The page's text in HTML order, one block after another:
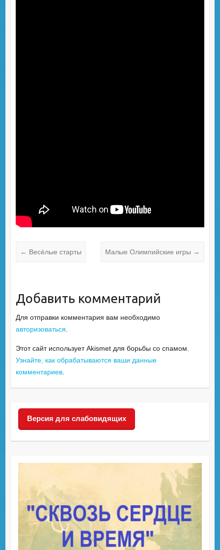
← Весёлые старты Малые Олимпийские игры →
Добавить комментарий
Для отправки комментария вам необходимо
авторизоваться
Этот сайт использует Akismet для борьбы со спамом.
Узнайте, как обрабатываются ваши данные
комментариев.
Версия для слабовидящих